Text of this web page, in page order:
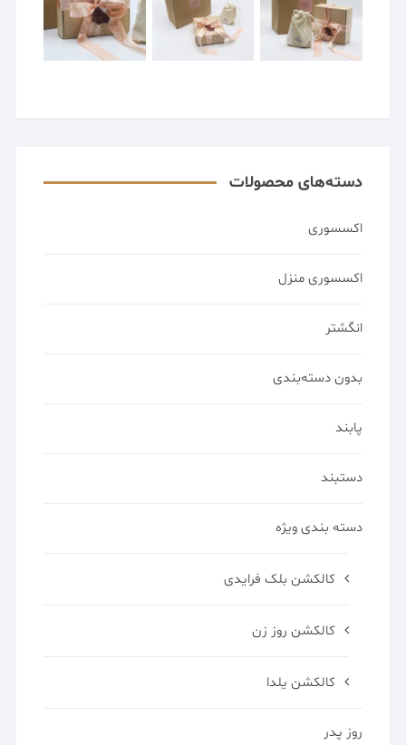
دسته‌های محصولات
اکسسوری
اکسسوری منزل
انگشتر
بدون دسته‌بندی
پابند
دستبند
دسته بندی ویژه
کالکشن بلک فرایدی
کالکشن روز زن
کالکشن یلدا
روز پدر